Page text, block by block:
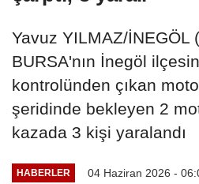
Yavuz YILMAZ/İNEGÖL
BURSA'nın İnegöl
kontrolünden çıkan
şeridinde bekleyen 2
kazada 3 kişi yaralandı
HABERLER 04 Haziran 2026 -